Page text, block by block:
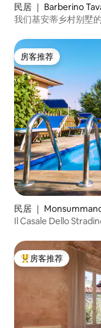
民居 ｜ Barberino
我们基安蒂乡村别墅
房客推荐
房客推荐
民居 ｜
Il Casale Dello
热门「房客推荐」
房客推荐